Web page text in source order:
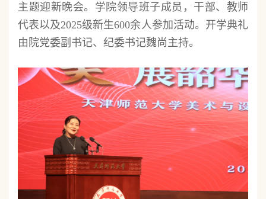
主题迎新晚会。学院领导班子成员，干部、教师
代表以及2025级新生600余人参加活动。开学典礼
由院党委副书记、纪委书记魏尚主持。